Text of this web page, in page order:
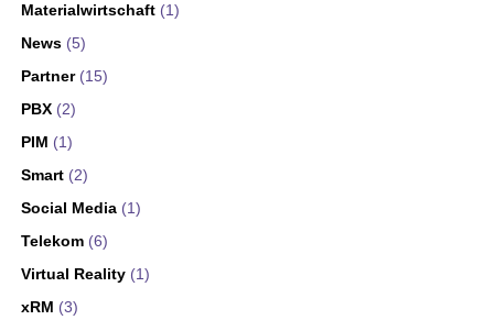
Materialwirtschaft (1)
News (5)
Partner(15)
PBX (2)
PIM (1)
Smart (2)
Social Media (1)
Telekom (6)
Virtual Reality (1)
xRM (3)